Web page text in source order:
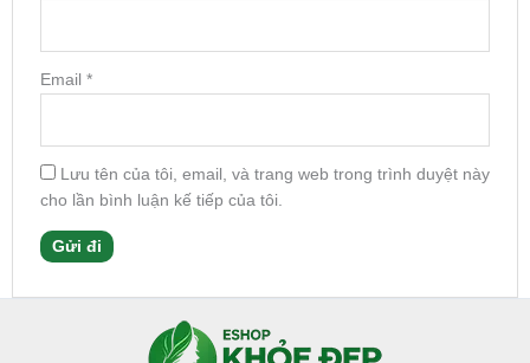
Email *
Lưu tên của tôi, email, và trang web trong trình duyệt này
cho lần bình luận kế tiếp của tôi.